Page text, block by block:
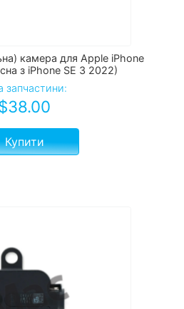
камера для Apple iPhone
з iPhone SE 3 2022)
запчастини:
38.00
Купити